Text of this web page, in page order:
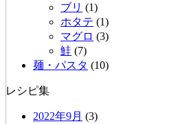
ブリ (1)
ホタテ (1)
マグロ (3)
鮭 (7)
麺・パスタ (10)
レシピ集
2022年9月 (3)